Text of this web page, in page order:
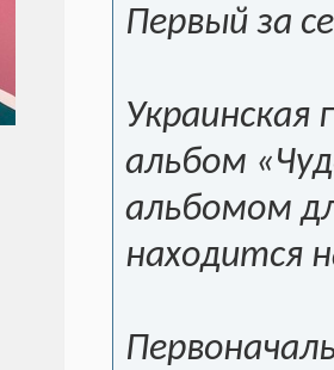
Первый за
Украинская
альбом
альбомом
находится